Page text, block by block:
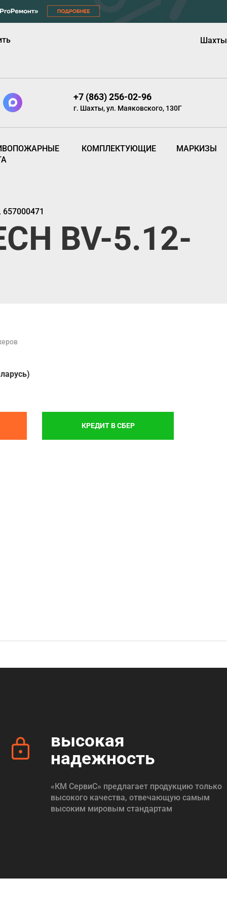
Шахты
+7 (863) 256-02-96
г. Шахты, ул. Маяковского, 130Г
КОМПЛЕКТУЮЩИЕ МАРКИЗЫ
BV-5.12-
КРЕДИТ В СБЕР
высокая
надежность
«КМ СервиС» предлагает продукцию только
высокого качества, отвечающую самым
высоким мировым стандартам